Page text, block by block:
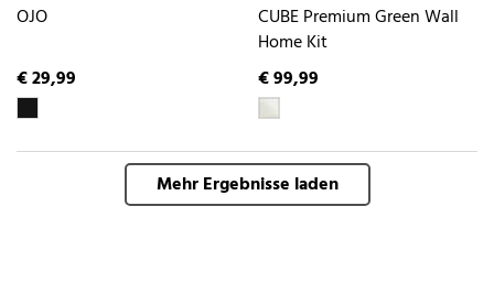
OJO
€ 29,99
CUBE Premium Green Wall
Home Kit
€ 99,99
Mehr Ergebnisse laden